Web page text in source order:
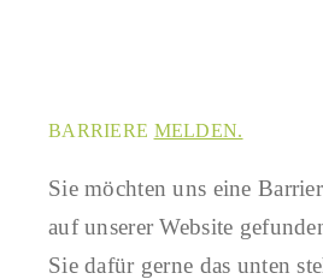
BARRIERE MELDEN.
Sie möchten uns eine
auf unserer Website
Sie dafür gerne das unten